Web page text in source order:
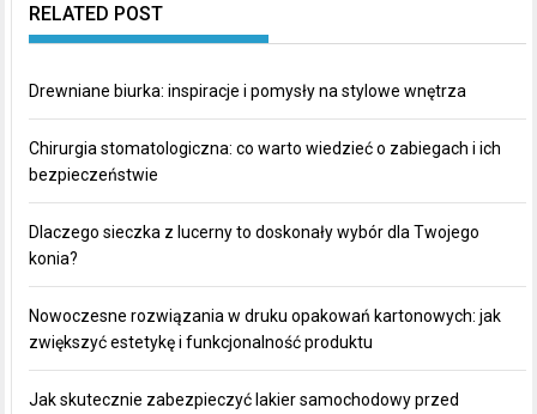
RELATED POST
Drewniane biurka: inspiracje i pomysły na stylowe wnętrza
Chirurgia stomatologiczna: co warto wiedzieć o zabiegach i ich
bezpieczeństwie
Dlaczego sieczka z lucerny to doskonały wybór dla Twojego
konia?
Nowoczesne rozwiązania w druku opakowań kartonowych: jak
zwiększyć estetykę i funkcjonalność produktu
Jak skutecznie zabezpieczyć lakier samochodowy przed